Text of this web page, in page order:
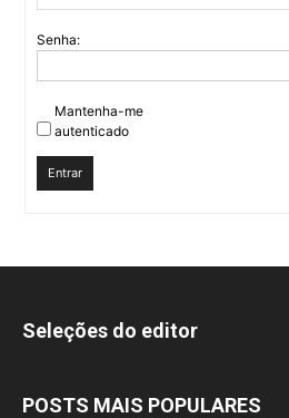
Senha:
Mantenha-me
autenticado
Entrar
Seleções do editor
POSTS MAIS POPULARES